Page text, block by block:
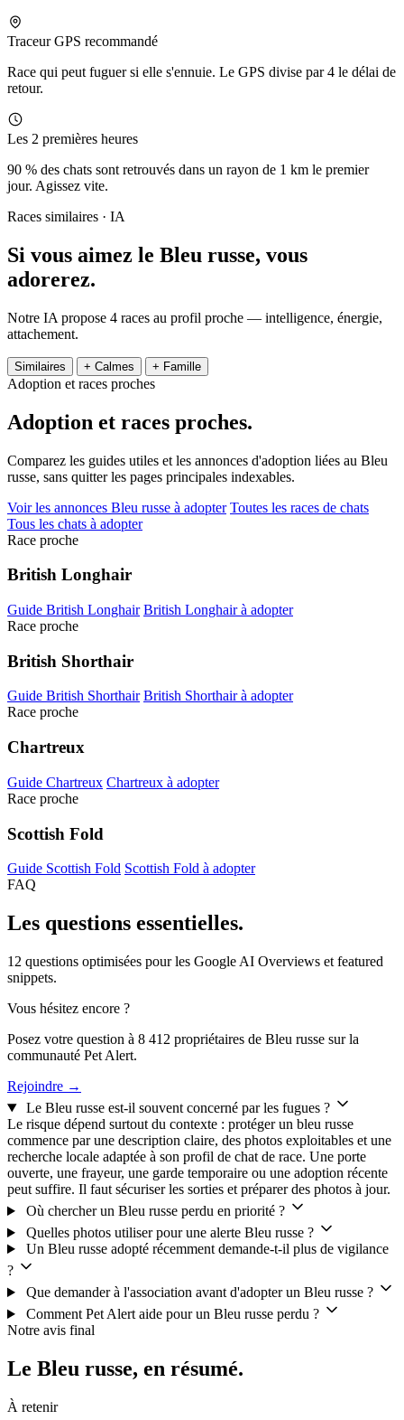
Traceur GPS recommandé
Race qui peut fuguer si elle s'ennuie. Le GPS divise par 4 le délai de
retour.
Les 2 premières heures
90 % des chats sont retrouvés dans un rayon de 1 km le premier
jour. Agissez vite.
Races similaires · IA
Si vous aimez le Bleu russe, vous
adorerez.
Notre IA propose 4 races au profil proche — intelligence, énergie,
attachement.
Similaires + Calmes + Famille
Adoption et races proches
Adoption et races proches.
Comparez les guides utiles et les annonces d'adoption liées au Bleu
russe, sans quitter les pages principales indexables.
Voir les annonces Bleu russe à adopter Toutes les races de chats
Tous les chats à adopter
Race proche
British Longhair
Guide British Longhair British Longhair à adopter
Race proche
British Shorthair
Guide British Shorthair British Shorthair à adopter
Race proche
Chartreux
Guide Chartreux Chartreux à adopter
Race proche
Scottish Fold
Guide Scottish Fold Scottish Fold à adopter
FAQ
Les questions essentielles.
12 questions optimisées pour les Google AI Overviews et featured
snippets.
Vous hésitez encore ?
Posez votre question à 8 412 propriétaires de Bleu russe sur la
communauté Pet Alert.
Rejoindre →
Le Bleu russe est-il souvent concerné par les fugues ?
Le risque dépend surtout du contexte : protéger un bleu russe
commence par une description claire, des photos exploitables et une
recherche locale adaptée à son profil de chat de race. Une porte
ouverte, une frayeur, une garde temporaire ou une adoption récente
peut suffire. Il faut sécuriser les sorties et préparer des photos à jour.
Où chercher un Bleu russe perdu en priorité ?
Quelles photos utiliser pour une alerte Bleu russe ?
Un Bleu russe adopté récemment demande-t-il plus de vigilance
?
Que demander à l'association avant d'adopter un Bleu russe ?
Comment Pet Alert aide pour un Bleu russe perdu ?
Notre avis final
Le Bleu russe, en résumé.
À retenir